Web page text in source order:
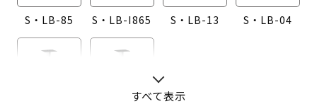
S・LB-85 S・LB-I865 S・LB-13 S・LB-04
すべて表示